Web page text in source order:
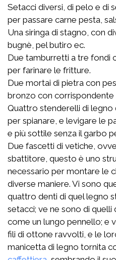
Setacci diversi, di pelo e di
per passare carne pesta,
Una siringa di stagno, con
bugnè, pel butiro ec.
Due tamburretti a tre fondi
per farinare le fritture.
Due mortai di pietra con
bronzo con corrispondente
Quattro stenderelli di legno
per spianare, e levigare le
e più sottile senza il garbo
Due fascetti di vetiche,
sbattitore, questo è uno
necessario per montare le
diverse maniere. Vi sono
quattro denti di quel legno
setacci; ve ne sono di
come un lungo pennello; e
fili di ottone ravvolti, e le
manicetta di legno tornita